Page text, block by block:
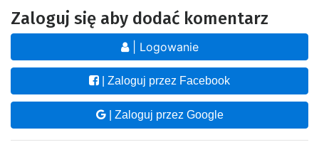
Zaloguj się aby dodać komentarz
| Logowanie
| Zaloguj przez Facebook
| Zaloguj przez Google